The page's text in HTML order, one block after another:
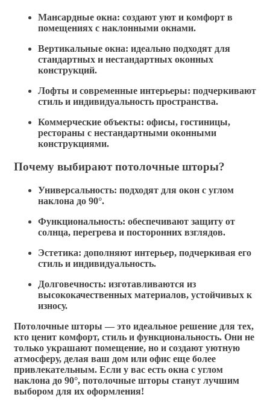
Мансардные окна: создают уют и комфорт в
помещениях с наклонными окнами.
Вертикальные окна: идеально подходят для
стандартных и нестандартных оконных
конструкций.
Лофты и современные интерьеры: подчеркивают
стиль и индивидуальность пространства.
Коммерческие объекты: офисы, гостиницы,
рестораны с нестандартными оконными
конструкциями.
Почему выбирают потолочные шторы?
Универсальность: подходят для окон с углом
наклона до 90°.
Функциональность: обеспечивают защиту от
солнца, перегрева и посторонних взглядов.
Эстетика: дополняют интерьер, подчеркивая его
стиль и индивидуальность.
Долговечность: изготавливаются из
высококачественных материалов, устойчивых к
износу.
Потолочные шторы — это идеальное решение для тех,
кто ценит комфорт, стиль и функциональность. Они не
только украшают помещение, но и создают уютную
атмосферу, делая ваш дом или офис еще более
привлекательным. Если у вас есть окна с углом
наклона до 90°, потолочные шторы станут лучшим
выбором для их оформления!